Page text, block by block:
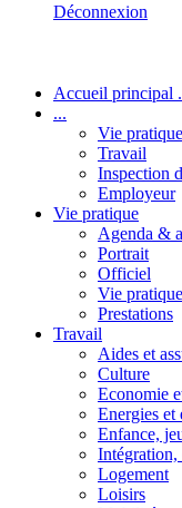
Déconnexion
Accueil principal
...
Vie pratique
Travail
Inspection
Employeur
Vie pratique
Agenda &
Portrait
Officiel
Vie pratique
Prestations
Travail
Aides et
Culture
Economie
Energies et
Enfance,
Intégration,
Logement
Loisirs